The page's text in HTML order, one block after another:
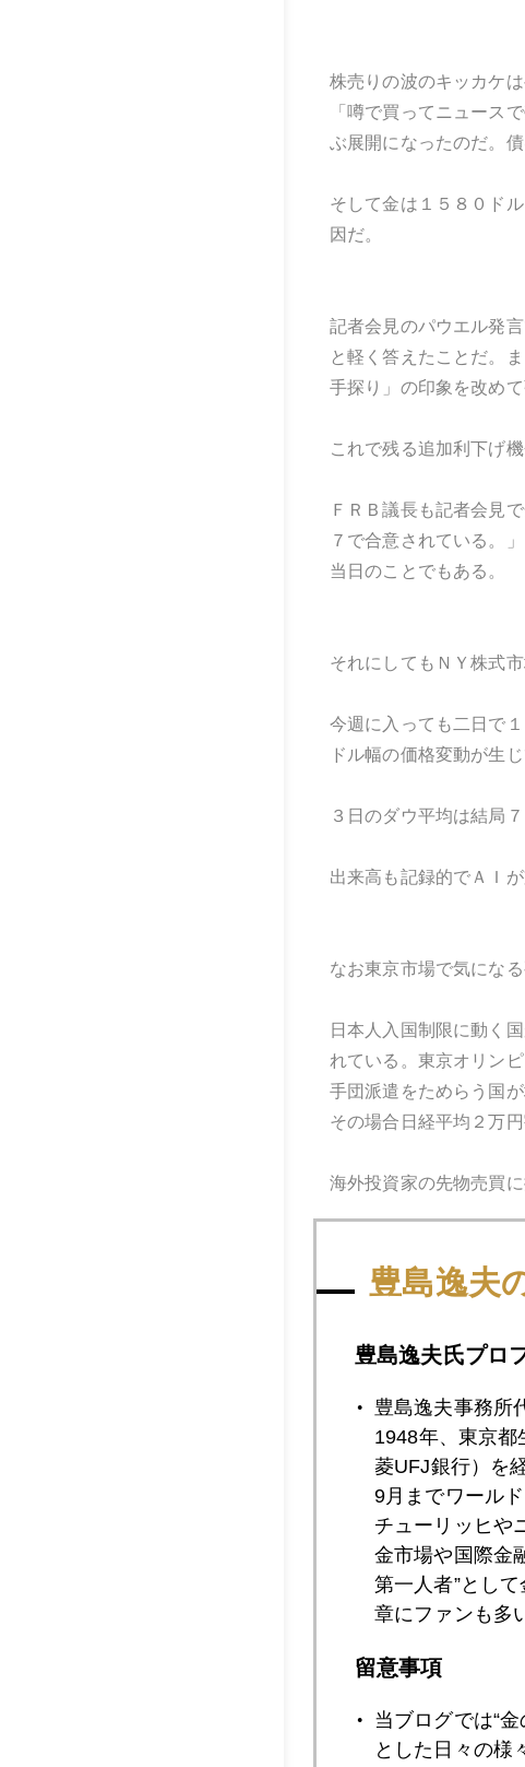
株売りの波のキッカケ
「噂で買ってニュース
ぶ展開になったのだ。
そして金は１５８０ド
因だ。
記者会見のパウエル発
と軽く答えたことだ。
手探り」の印象を改め
これで残る追加利下げ
ＦＲＢ議長も記者会見
７で合意されている。
当日のことでもある。
それにしてもＮＹ株式
今週に入っても二日で
ドル幅の価格変動が生
３日のダウ平均は結局
出来高も記録的でＡＩ
なお東京市場で気にな
日本人入国制限に動く
れている。東京オリン
手団派遣をためらう国
その場合日経平均２万
海外投資家の先物売買
そしてこれからスーパ
毎晩エキサイティング
2020年 1月
2020年03月31日
豊島逸夫
豊島逸夫氏プロ
豊島逸夫事務所
1948年、東京
菱UFJ銀行）を
9月までワール
チューリッヒや
金市場や国際金
第一人者”とし
章にファンも多
留意事項
当ブログでは“
とした日々の様